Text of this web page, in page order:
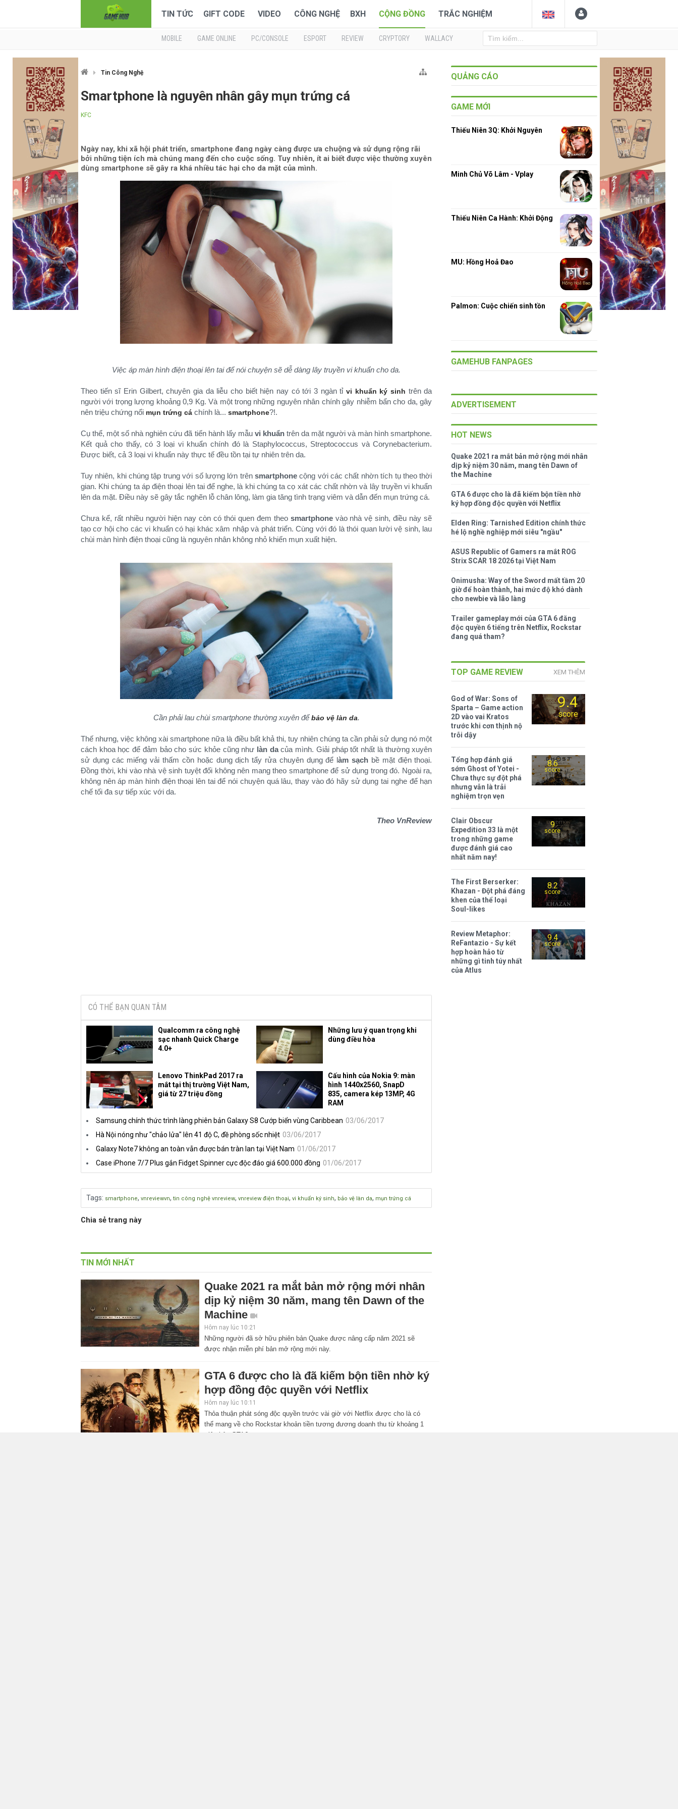
TIN TỨC GIFT CODE VIDEO CÔNG NGHỆ BXH CỘNG ĐỒNG TRẮC NGHIỆM
MOBILE GAME ONLINE PC/CONSOLE ESPORT REVIEW CRYPTORY WALLACY
Tin Công Nghệ
Smartphone là nguyên nhân gây mụn trứng cá
KFC
Ngày nay, khi xã hội phát triển, smartphone đang ngày càng được ưa chuộng và sử dụng rộng rãi
bởi những tiện ích mà chúng mang đến cho cuộc sống. Tuy nhiên, ít ai biết được việc thường xuyên
dùng smartphone sẽ gây ra khá nhiều tác hại cho da mặt của mình.
Việc áp màn hình điện thoại lên tai để nói chuyện sẽ dễ dàng lây truyền vi khuẩn cho da.
Theo tiến sĩ Erin Gilbert, chuyên gia da liễu cho biết hiện nay có tới 3 ngàn tỉ vi khuẩn ký sinh trên da
người với trọng lượng khoảng 0,9 Kg. Và một trong những nguyên nhân chính gây nhiễm bẩn cho da, gây
nên triệu chứng nổi mụn trứng cá chính là... smartphone?!.
Cụ thể, một số nhà nghiên cứu đã tiến hành lấy mẫu vi khuẩntrên da mặt người và màn hình smartphone.
Kết quả cho thấy, có 3 loại vi khuẩn chính đó là Staphylococcus, Streptococcus và Corynebacterium.
Được biết, cả 3 loại vi khuẩn này thực tế đều tồn tại tự nhiên trên da.
Tuy nhiên, khi chúng tập trung với số lượng lớn trênsmartphone cộng với các chất nhờn tích tụ theo thời
gian. Khi chúng ta áp điện thoại lên tai để nghe, là khi chúng ta cọ xát các chất nhờn và lây truyền vi khuẩn
lên da mặt. Điều này sẽ gây tắc nghẽn lỗ chân lông, làm gia tăng tình trạng viêm và dẫn đến mụn trứng cá.
Chưa kể, rất nhiều người hiện nay còn có thói quen đem theosmartphonevào nhà vệ sinh, điều này sẽ
tạo cơ hội cho các vi khuẩn có hại khác xâm nhập và phát triển. Cùng với đó là thói quan lười vệ sinh, lau
chùi màn hình điện thoại cũng là nguyên nhân không nhỏ khiến mụn xuất hiện.
Cần phải lau chùi smartphone thường xuyên đểbảo vệ làn da.
Thế nhưng, việc không xài smartphone nữa là điều bất khả thi, tuy nhiên chúng ta cần phải sử dụng nó một
cách khoa học để đảm bảo cho sức khỏe cũng như làn dacủa mình. Giải pháp tốt nhất là thường xuyên
sử dụng các miếng vải thấm cồn hoặc dung dịch tẩy rửa chuyên dụng để làm sạch bề mặt điện thoại.
Đồng thời, khi vào nhà vệ sinh tuyệt đối không nên mang theo smartphone để sử dụng trong đó. Ngoài ra,
không nên áp màn hình điện thoại lên tai để nói chuyện quá lâu, thay vào đó hãy sử dụng tai nghe để hạn
chế tối đa sự tiếp xúc với da.
Theo VnReview
CÓ THỂ BẠN QUAN TÂM
Qualcomm ra công nghệ
sạc nhanh Quick Charge
4.0+
Những lưu ý quan trọng khi
dùng điều hòa
Lenovo ThinkPad 2017 ra
mắt tại thị trường Việt Nam,
giá từ 27 triệu đồng
Cấu hình của Nokia 9: màn
hình 1440x2560, SnapD
835, camera kép 13MP, 4G
RAM
Samsung chính thức trình làng phiên bản Galaxy S8 Cướp biển vùng Caribbean 03/06/2017
Hà Nội nóng như "chảo lửa" lên 41 độ C, đề phòng sốc nhiệt 03/06/2017
Galaxy Note7 không an toàn vẫn được bán tràn lan tại Việt Nam 01/06/2017
Case iPhone 7/7 Plus gắn Fidget Spinner cực độc đáo giá 600.000 đồng 01/06/2017
Tags: smartphone, vnreviewvn, tin công nghệ vnreview, vnreview điện thoại, vi khuẩn ký sinh, bảo vệ làn da, mụn trứng cá
Chia sẻ trang này
TIN MỚI NHẤT
Quake 2021 ra mắt bản mở rộng mới nhân
dịp kỷ niệm 30 năm, mang tên Dawn of the
Machine
Hôm nay lúc 10:21
Những người đã sở hữu phiên bản Quake được nâng cấp năm 2021 sẽ
được nhận miễn phí bản mở rộng mới này.
GTA 6 được cho là đã kiếm bộn tiền nhờ ký
hợp đồng độc quyền với Netflix
Hôm nay lúc 10:11
Thỏa thuận phát sóng độc quyền trước vài giờ với Netflix được cho là có
thể mang về cho Rockstar khoản tiền tương đương doanh thu từ khoảng 1
triệu bản GTA6.
QUẢNG CÁO
GAME MỚI
Thiếu Niên 3Q: Khởi Nguyên
Minh Chủ Võ Lâm - Vplay
Thiếu Niên Ca Hành: Khởi Động
MU: Hồng Hoả Đao
Palmon: Cuộc chiến sinh tồn
GAMEHUB FANPAGES
ADVERTISEMENT
HOT NEWS
Quake 2021 ra mắt bản mở rộng mới nhân
dịp kỷ niệm 30 năm, mang tên Dawn of
the Machine
GTA 6 được cho là đã kiếm bộn tiền nhờ
ký hợp đồng độc quyền với Netflix
Elden Ring: Tarnished Edition chính thức
hé lộ nghề nghiệp mới siêu "ngầu"
ASUS Republic of Gamers ra mắt ROG
Strix SCAR 18 2026 tại Việt Nam
Onimusha: Way of the Sword mất tầm 20
giờ để hoàn thành, hai mức độ khó dành
cho newbie và lão làng
Trailer gameplay mới của GTA 6 đăng
độc quyền 6 tiếng trên Netflix, Rockstar
đang quá tham?
TOP GAME REVIEW XEM THÊM
9.4
score
God of War: Sons of
Sparta – Game action
2D vào vai Kratos
trước khi cơn thịnh nộ
trỗi dậy
8.6
score
Tổng hợp đánh giá
sớm Ghost of Yotei -
Chưa thực sự đột phá
nhưng vẫn là trải
nghiệm trọn vẹn
9
score
Clair Obscur
Expedition 33 là một
trong những game
được đánh giá cao
nhất năm nay!
8.2
score
The First Berserker:
Khazan - Đột phá đáng
khen của thể loại
Soul-likes
9.4
score
Review Metaphor:
ReFantazio - Sự kết
hợp hoàn hảo từ
những gì tinh túy nhất
của Atlus